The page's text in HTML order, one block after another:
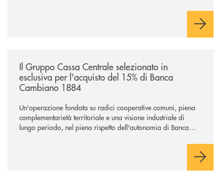
comuni e sulla prossimità ai territori, per ampliare l’offerta e
Il Gruppo Cassa Centrale selezionato in
esclusiva per l'acquisto del 15% di Banca
Cambiano 1884
Un'operazione fondata su radici cooperative comuni, piena
complementarietà territoriale e una visione industriale di
lungo periodo, nel pieno rispetto dell'autonomia di Banca
negoziazione esclusiva per la finalizzazione dell’operazione.